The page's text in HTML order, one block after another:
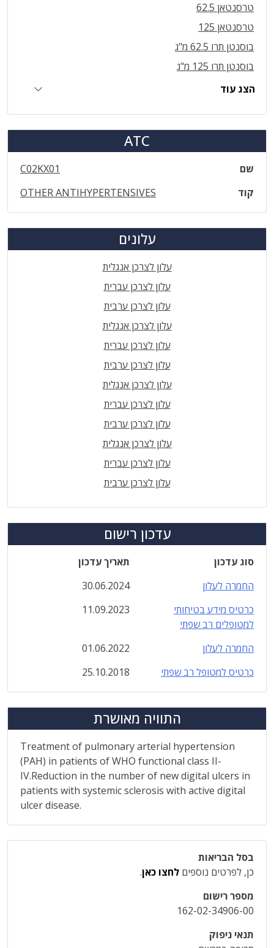
טרסנטאן 62.5
טרסנטאן 125
בוסנטן תרו 62.5 מ"ג
בוסנטן תרו 125 מ"ג
הצג עוד
ATC
שם
C02KX01
קוד
OTHER ANTIHYPERTENSIVES
עלונים
עלון לצרכן אנגלית
עלון לצרכן עברית
עלון לצרכן ערבית
עלון לצרכן אנגלית
עלון לצרכן עברית
עלון לצרכן ערבית
עלון לצרכן אנגלית
עלון לצרכן עברית
עלון לצרכן ערבית
עלון לצרכן אנגלית
עלון לצרכן עברית
עלון לצרכן ערבית
עדכון רישום
סוג עדכון
תאריך עדכון
החמרה לעלון
30.06.2024
כרטיס מידע בטיחותי
למטופלים רב שפתי
11.09.2023
החמרה לעלון
01.06.2022
כרטיס למטופל רב שפתי
25.10.2018
התוויה מאושרת
Treatment of pulmonary arterial hypertension
(PAH) in patients of WHO functional class II-
IV.Reduction in the number of new digital ulcers in
patients with systemic sclerosis with active digital
ulcer disease.
בסל הבריאות
כן, לפרטים נוספים לחצו כאן.
מספר רישום
162-02-34906-00
תנאי ניפוק